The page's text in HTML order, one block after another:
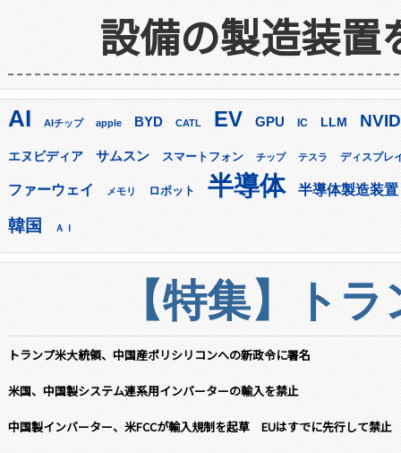
設備の製造装置
AI AIチップ apple BYD CATL EV GPU IC LLM
エヌビディア サムスン スマートフォン チップ テスラ ディスプレ
ファーウェイ メモリ ロボット 半導体 半導体製造装置
韓国 ＡＩ
【特集】ト
トランプ米大統領、中国産ポリシリコンへの新政令に署名
米国、中国製システム連系用インバーターの輸入を禁止
中国製インバーター、米FCCが輸入規制を起草 EUはすでに先行して禁止